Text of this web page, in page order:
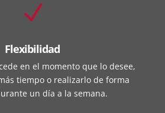
N
Flexibilidad
en el momento que lo desee,
tiempo o realizarlo de forma
un día a la semana.